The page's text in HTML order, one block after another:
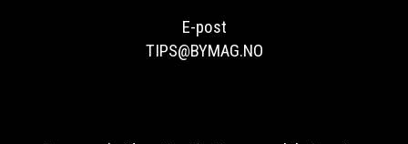
E-post
TIPS@BYMAG.NO